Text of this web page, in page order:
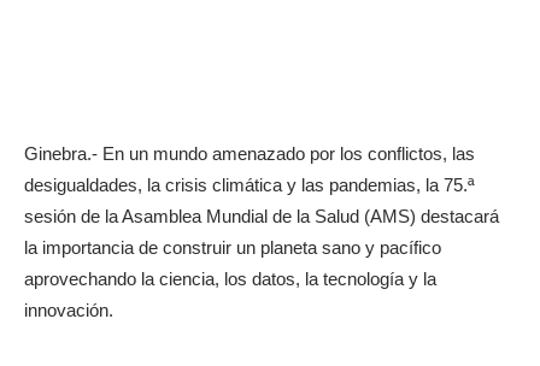
Ginebra.- En un mundo amenazado por los conflictos, las
desigualdades, la crisis climática y las pandemias, la 75.ª
sesión de la Asamblea Mundial de la Salud (AMS) destacará
la importancia de construir un planeta sano y pacífico
aprovechando la ciencia, los datos, la tecnología y la
innovación.